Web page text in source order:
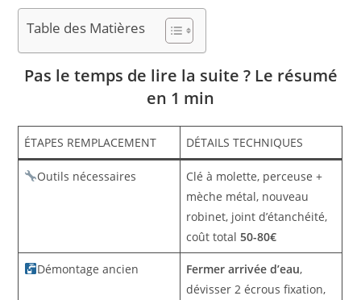
Table des Matières
Pas le temps de lire la suite ? Le résumé
en 1 min
ÉTAPES REMPLACEMENT DÉTAILS TECHNIQUES
Outils nécessaires
Clé à molette, perceuse +
mèche métal, nouveau
robinet, joint d’étanchéité,
coût total50-80€
Démontage ancien Fermer arrivée d’eau,
dévisser 2 écrous fixation,